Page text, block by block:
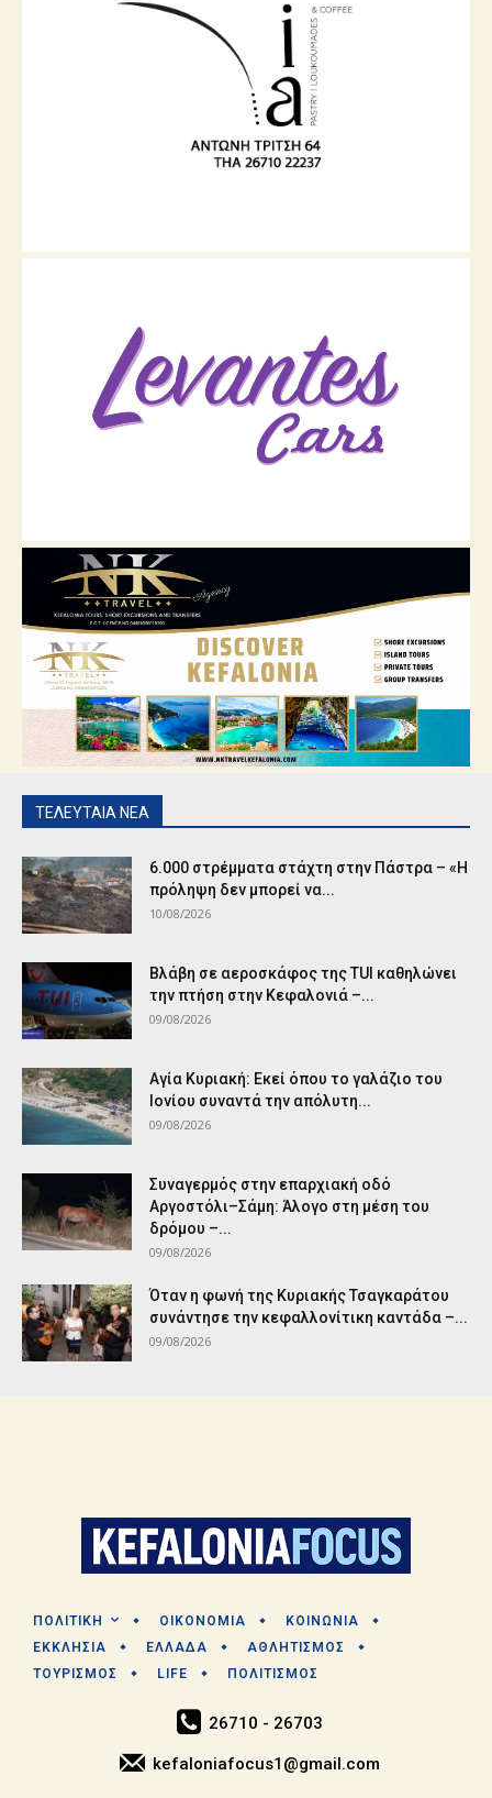
ΤΕΛΕΥΤΑΙΑ ΝΕΑ
6.000 στρέμματα στάχτη στην Πάστρα – «Η
πρόληψη δεν μπορεί να...
10/08/2026
Βλάβη σε αεροσκάφος της TUI καθηλώνει
την πτήση στην Κεφαλονιά –...
09/08/2026
Αγία Κυριακή: Εκεί όπου το γαλάζιο του
Ιονίου συναντά την απόλυτη...
09/08/2026
Συναγερμός στην επαρχιακή οδό
Αργοστόλι–Σάμη: Άλογο στη μέση του
δρόμου –...
09/08/2026
Όταν η φωνή της Κυριακής Τσαγκαράτου
συνάντησε την κεφαλλονίτικη καντάδα –...
09/08/2026
ΠΟΛΙΤΙΚΗ ΟΙΚΟΝΟΜΙΑ
ΚΟΙΝΩΝΙΑ
ΕΚΚΛΗΣΙΑ
ΕΛΛΑΔΑ
ΑΘΛΗΤΙΣΜΟΣ
ΤΟΥΡΙΣΜΟΣ
LIFE ΠΟΛΙΤΙΣΜΟΣ
26710 - 26703
kefaloniafocus1@gmail.com